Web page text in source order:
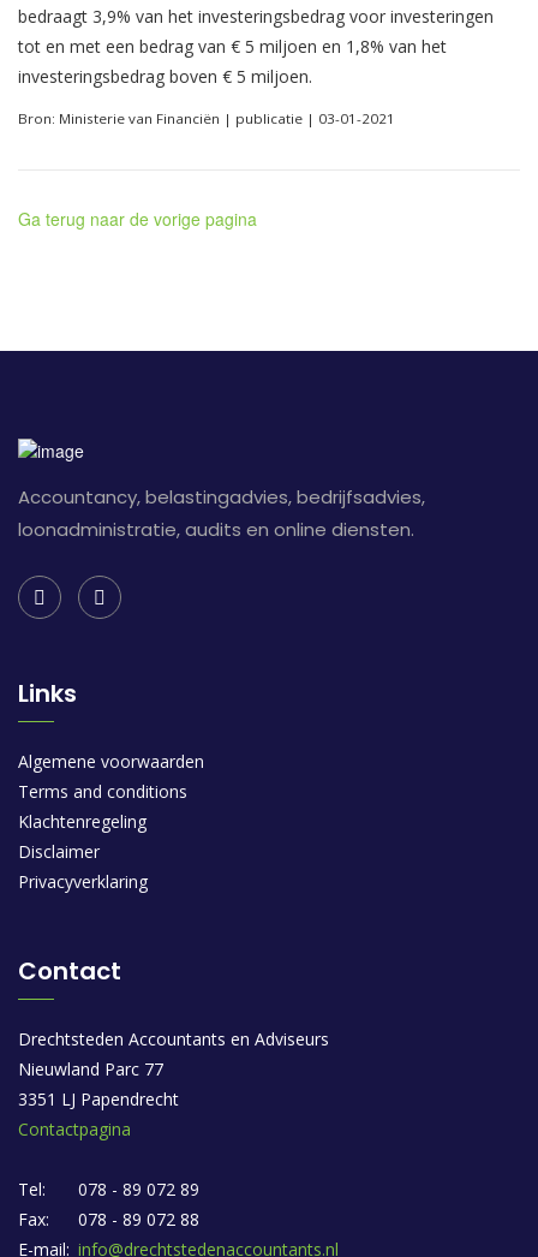
bedraagt 3,9% van het investeringsbedrag voor investeringen
tot en met een bedrag van € 5 miljoen en 1,8% van het
investeringsbedrag boven € 5 miljoen.
Bron: Ministerie van Financiën | publicatie | 03-01-2021
Ga terug naar de vorige pagina
Accountancy, belastingadvies, bedrijfsadvies,
loonadministratie, audits en online diensten.
Links
Algemene voorwaarden
Terms and conditions
Klachtenregeling
Disclaimer
Privacyverklaring
Contact
Drechtsteden Accountants en Adviseurs
Nieuwland Parc 77
3351 LJ Papendrecht
Contactpagina
Tel:
078 - 89 072 89
Fax:
078 - 89 072 88
E-mail: info@drechtstedenaccountants.nl